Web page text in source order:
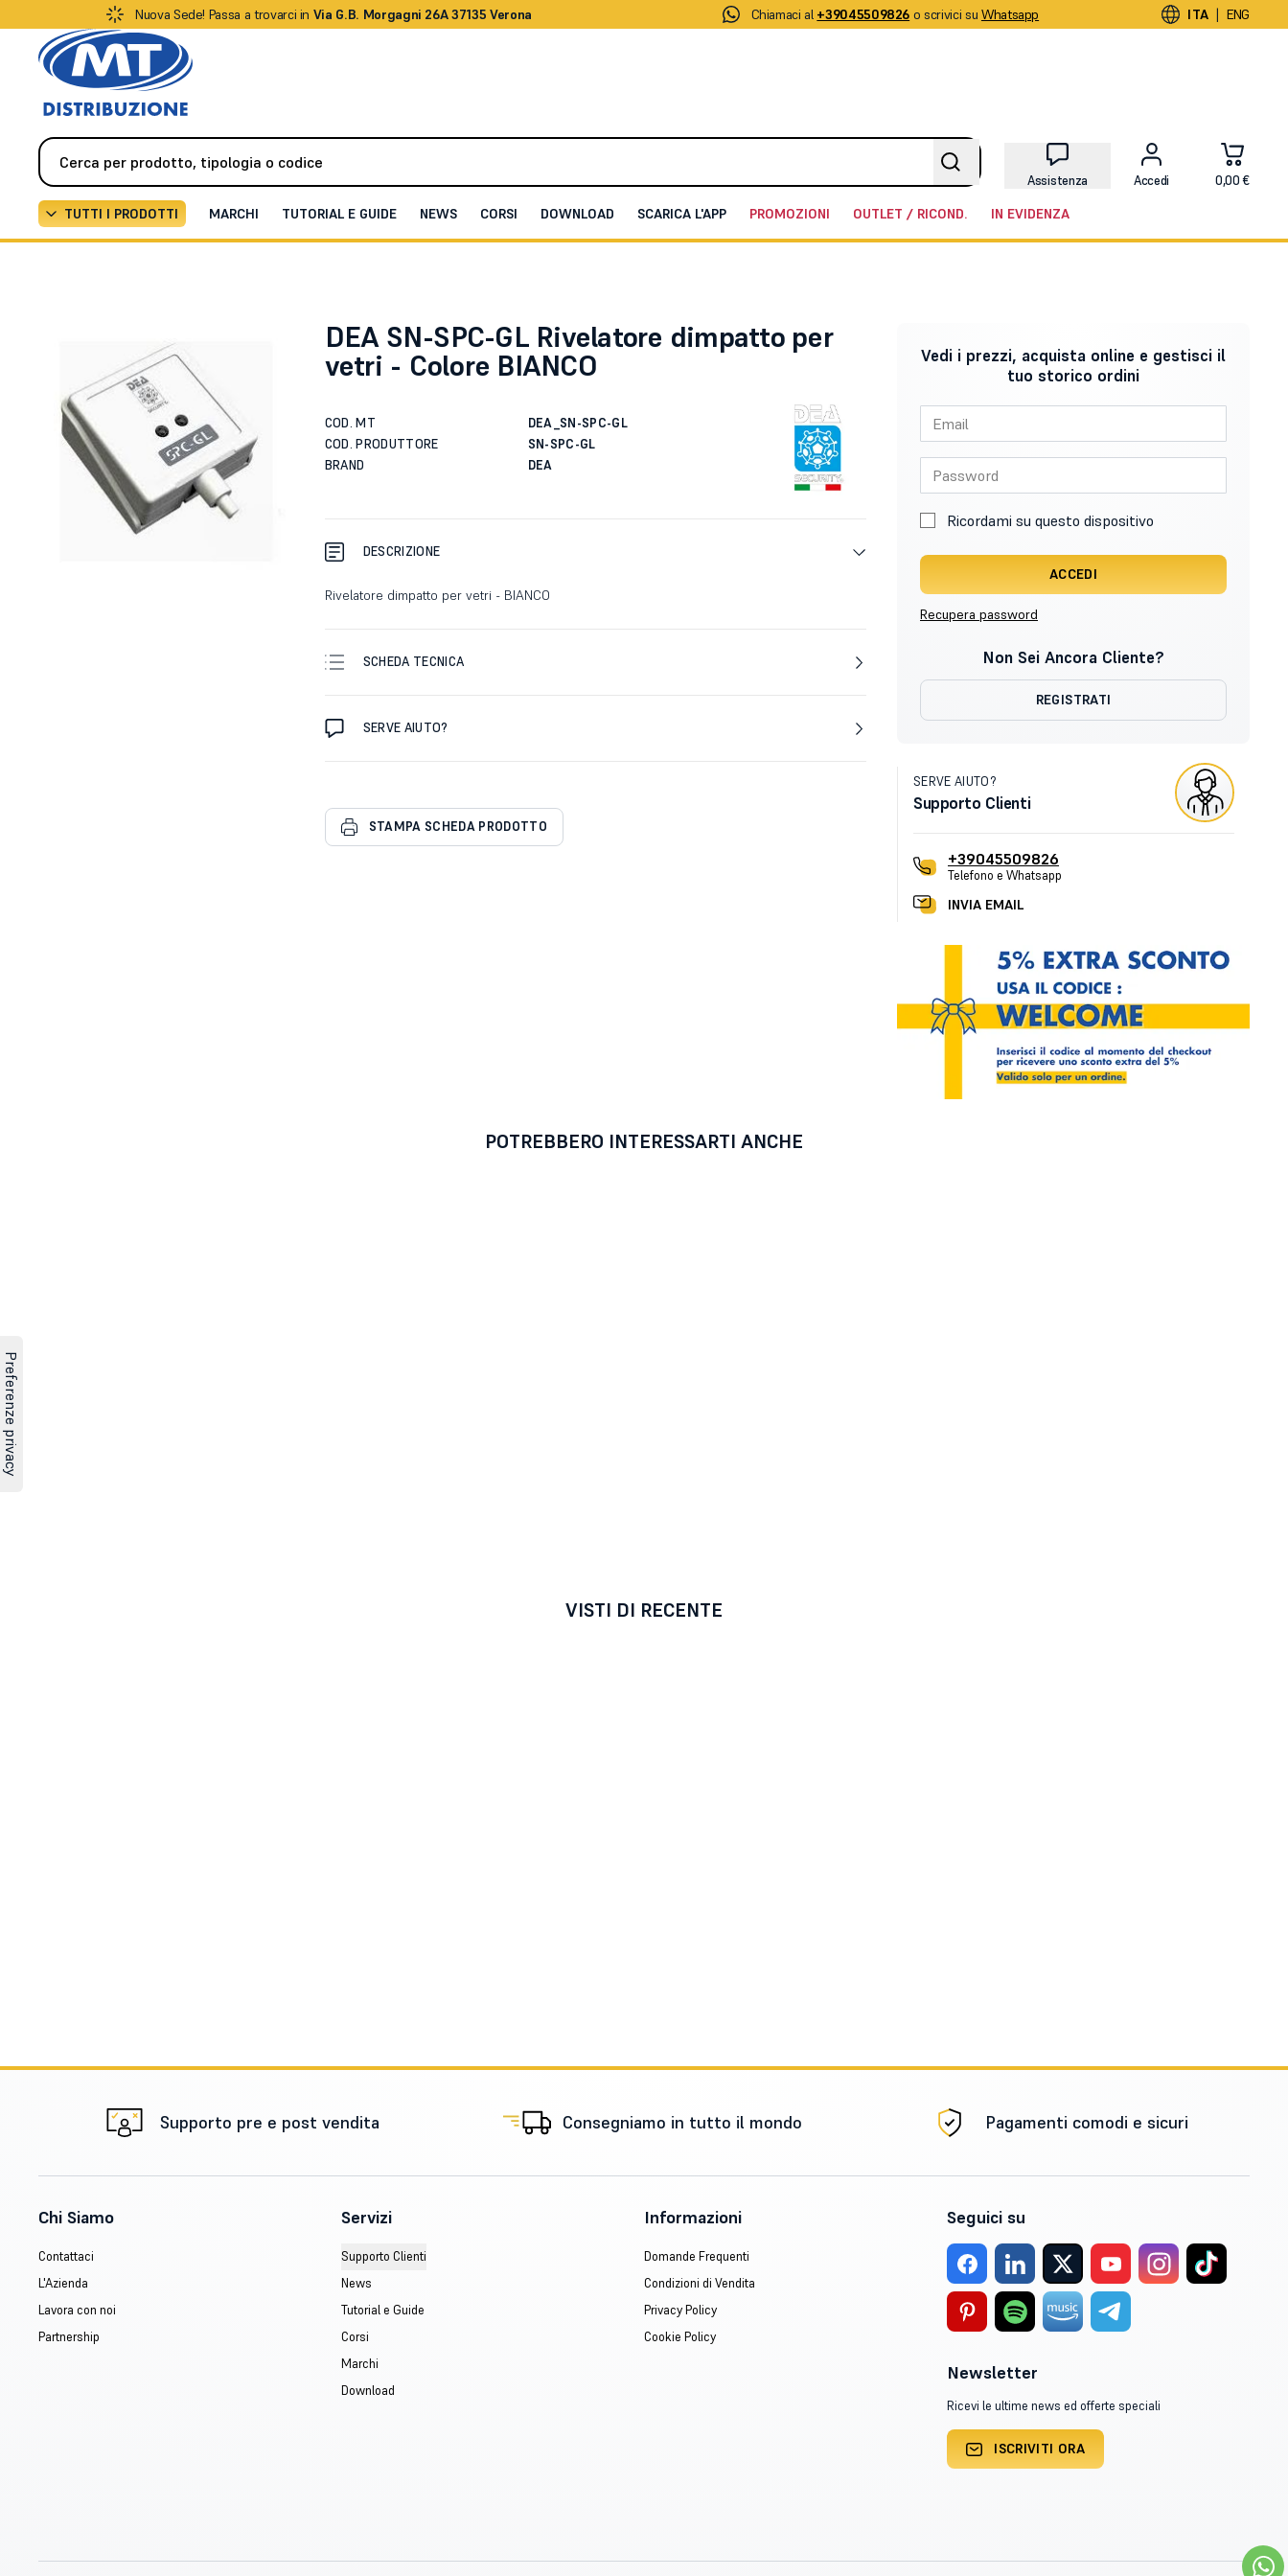
Nuova Sede! Passa a trovarci in Via G.B. Morgagni 26A 37135 Verona Chiamaci al +39045509826 o scrivici su Whatsapp ITA | ENG
Assistenza Accedi 0,00 €
TUTTI I PRODOTTI MARCHI TUTORIAL E GUIDE NEWS CORSI DOWNLOAD SCARICA L'APP PROMOZIONI OUTLET / RICOND. IN EVIDENZA
DEA SN-SPC-GL Rivelatore dimpatto per
vetri - Colore BIANCO
COD. MT
DEA_SN-SPC-GL
COD. PRODUTTORE
SN-SPC-GL
BRAND
DEA
DESCRIZIONE
Rivelatore dimpatto per vetri - BIANCO
SCHEDA TECNICA
SERVE AIUTO?
STAMPA SCHEDA PRODOTTO
Vedi i prezzi, acquista online e gestisci il
tuo storico ordini
Ricordami su questo dispositivo
ACCEDI
Recupera password
Non Sei Ancora Cliente?
REGISTRATI
SERVE AIUTO?
Supporto Clienti
+39045509826
Telefono e Whatsapp
INVIA EMAIL
POTREBBERO INTERESSARTI ANCHE
VISTI DI RECENTE
Supporto pre e post vendita Consegniamo in tutto il mondo Pagamenti comodi e sicuri
Chi Siamo
Contattaci
L'Azienda
Lavora con noi
Partnership
Servizi
Supporto Clienti
News
Tutorial e Guide
Corsi
Marchi
Download
Informazioni
Domande Frequenti
Condizioni di Vendita
Privacy Policy
Cookie Policy
Seguici su
Newsletter
Ricevi le ultime news ed offerte speciali
ISCRIVITI ORA